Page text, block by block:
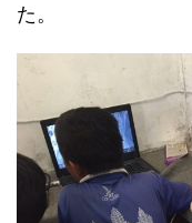
た。